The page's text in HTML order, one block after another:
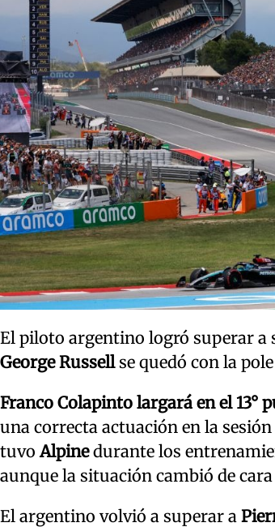
El piloto argentino logró superar a
George Russellse quedó con la
Franco Colapinto largará en el 13°
una correcta actuación en la
tuvoAlpinedurante los
aunque la situación cambió de cara
El argentino volvió a superar a